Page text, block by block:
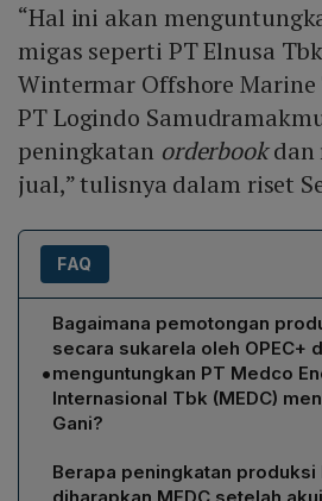
“Hal ini akan
migas seperti PT Elnusa
Wintermar Offshore Marine
PT Logindo
peningkatan orderbookdan
jual,” tulisnya dalam riset
FAQ
•
Bagaimana pemotongan
secara sukarela oleh OPEC+
menguntungkan PT Medco
Internasional Tbk (MEDC)
Gani?
Hendriko Gani menilai bahwa
minyak oleh OPEC+ akan
Berapa peningkatan produksi